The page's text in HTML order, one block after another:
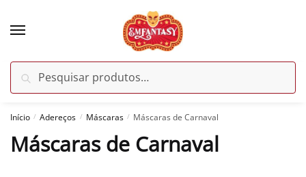
por:
Pesquisar
Início / Adereços / Máscaras / Máscaras de Carnaval
Máscaras de Carnaval